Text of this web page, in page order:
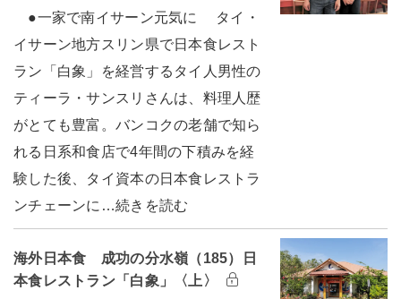
●一家で南イサーン元気に タイ・
イサーン地方スリン県で日本食レスト
ラン「白象」を経営するタイ人男性の
ティーラ・サンスリさんは、料理人歴
がとても豊富。バンコクの老舗で知ら
れる日系和食店で4年間の下積みを経
験した後、タイ資本の日本食レストラ
ンチェーンに…続きを読む
海外日本食 成功の分水嶺（185）日
本食レストラン「白象」〈上〉